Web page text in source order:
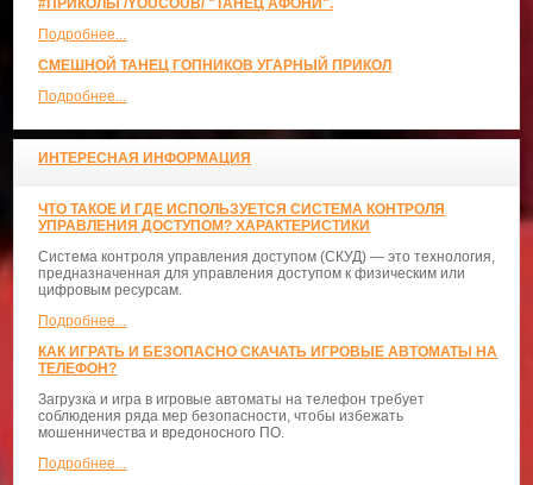
#ПРИКОЛЫ /YOUCOUB/ "ТАНЕЦ АФОНИ".
Подробнее...
СМЕШНОЙ ТАНЕЦ ГОПНИКОВ УГАРНЫЙ ПРИКОЛ
Подробнее...
ИНТЕРЕСНАЯ ИНФОРМАЦИЯ
ЧТО ТАКОЕ И ГДЕ ИСПОЛЬЗУЕТСЯ СИСТЕМА КОНТРОЛЯ
УПРАВЛЕНИЯ ДОСТУПОМ? ХАРАКТЕРИСТИКИ
Система контроля управления доступом (СКУД) — это технология,
предназначенная для управления доступом к физическим или
цифровым ресурсам.
Подробнее...
КАК ИГРАТЬ И БЕЗОПАСНО СКАЧАТЬ ИГРОВЫЕ АВТОМАТЫ НА
ТЕЛЕФОН?
Загрузка и игра в игровые автоматы на телефон требует
соблюдения ряда мер безопасности, чтобы избежать
мошенничества и вредоносного ПО.
Подробнее...